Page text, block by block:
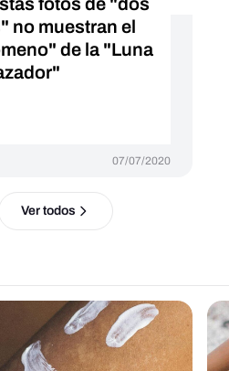
no muestran el
de la "Luna
07/07/2020
Ver todos